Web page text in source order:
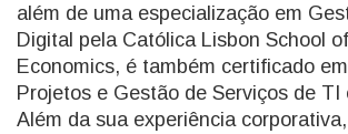
além de uma especialização em
Digital pela Católica Lisbon School
Economics, é também certificado
Projetos e Gestão de Serviços de TI
Além da sua experiência